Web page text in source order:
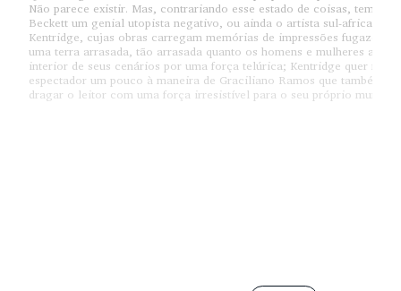
Não parece existir. Mas, contrariando esse estado de coisas, temos
Beckett um genial utopista negativo, ou ainda o artista sul-africano
Kentridge, cujas obras carregam memórias de impressões fugazes e
uma terra arrasada, tão arrasada quanto os homens e mulheres
interior de seus cenários por uma força telúrica; Kentridge quer
espectador um pouco à maneira de Graciliano Ramos que também é
dragar o leitor com uma força irresistível para o seu próprio mundo.